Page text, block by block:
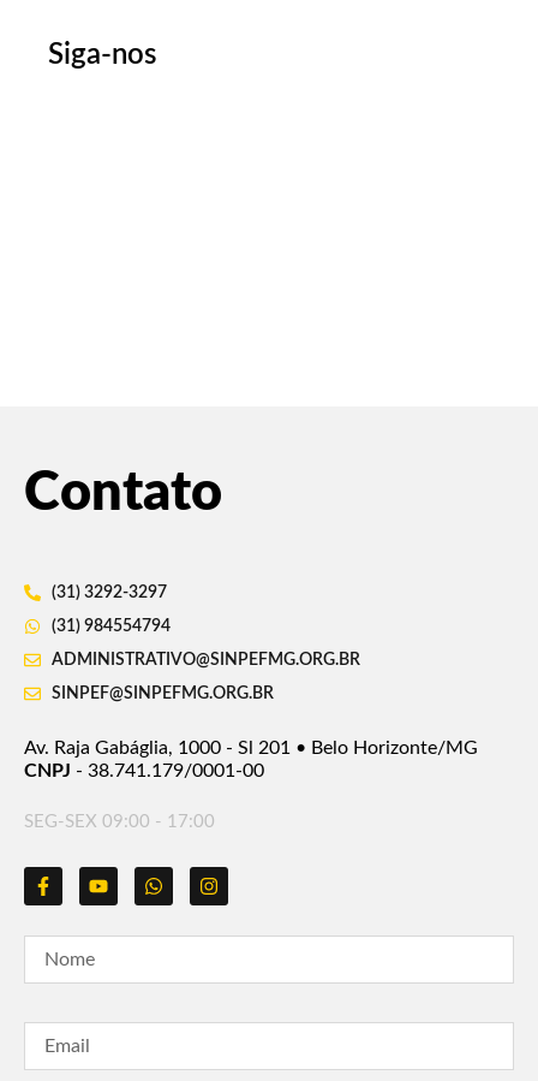
Siga-nos
Contato
(31) 3292-3297
(31) 984554794
ADMINISTRATIVO@SINPEFMG.ORG.BR
SINPEF@SINPEFMG.ORG.BR
Av. Raja Gabáglia, 1000 - Sl 201 • Belo Horizonte/MG
CNPJ - 38.741.179/0001-00
SEG-SEX 09:00 - 17:00